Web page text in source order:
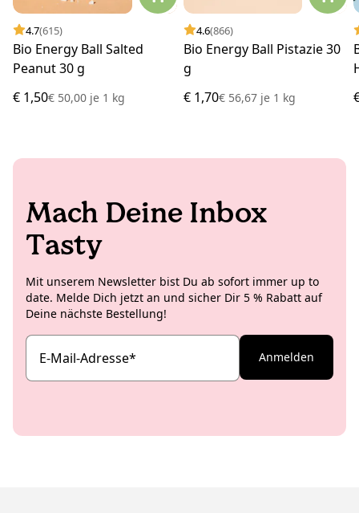
4.7(615)
Bio Energy Ball Salted
Peanut 30 g
€ 1,50€ 50,00 je 1 kg
4.6(866)
Bio Energy Ball Pistazie 30
g
€ 1,70€ 56,67 je1 kg
Mach Deine Inbox
Tasty
Mit unserem Newsletter bist Du ab sofort immer up to
date. Melde Dich jetzt an und sicher Dir 5 % Rabatt auf
Deine nächste Bestellung!
E-Mail-Adresse* Anmelden